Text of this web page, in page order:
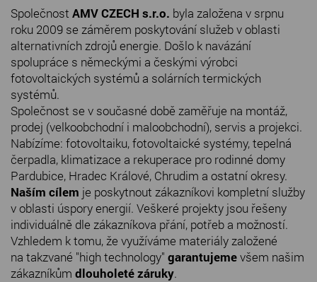
Společnost AMV CZECH s.r.o. byla založena v srpnu
roku 2009 se záměrem poskytování služeb v oblasti
alternativních zdrojů energie. Došlo k navázání
spolupráce s německými a českými výrobci
fotovoltaických systémů a solárních termických
systémů.
Společnost se v současné době zaměřuje na montáž,
prodej (velkoobchodní i maloobchodní), servis a projekci.
Nabízíme: fotovoltaiku, fotovoltaické systémy, tepelná
čerpadla, klimatizace a rekuperace pro rodinné domy
Pardubice, Hradec Králové, Chrudim a ostatní okresy.
Naším cílem je poskytnout zákazníkovi kompletní služby
v oblasti úspory energií. Veškeré projekty jsou řešeny
individuálně dle zákazníkova přání, potřeb a možností.
Vzhledem k tomu, že využíváme materiály založené
na takzvané "high technology" garantujemevšem našim
zákazníkům dlouholeté záruky.